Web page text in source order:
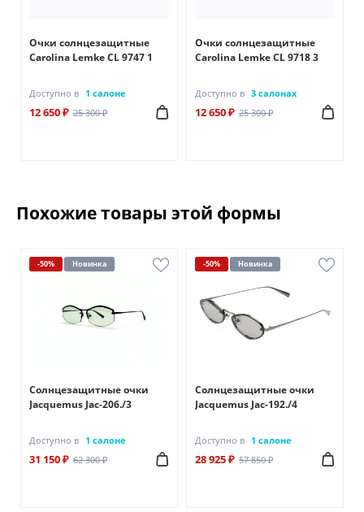
Очки солнцезащитные
Carolina Lemke CL 9747 1
Доступно в 1 салоне
12 650 ₽ 25 300 ₽
Очки солнцезащитные
Carolina Lemke CL 9718 3
Доступно в 3 салонах
12 650 ₽ 25 300 ₽
Похожие товары этой формы
-50% Новинка
Солнцезащитные очки
Jacquemus Jac-206./3
Доступно в 1 салоне
31 150 ₽ 62 300 ₽
-50% Новинка
Солнцезащитные очки
Jacquemus Jac-192./4
Доступно в 1 салоне
28 925 ₽ 57 850 ₽